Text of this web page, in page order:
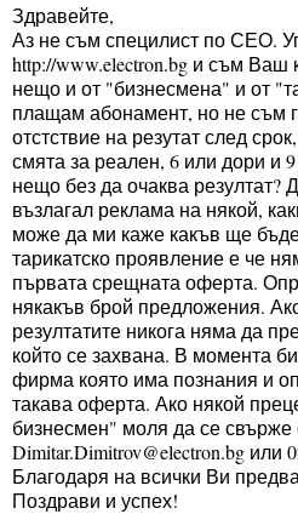
Здравейте,
Аз не съм специлист по СЕО.
http://www.electron.bg и съм Ваш
нещо и от "бизнесмена" и от
плащам абонамент, но не съм
отстствие на резутат след
смята за реален, 6 или дори и
нещо без да очаква резултат?
възлагал реклама на някой,
може да ми каже какъв ще
тарикатско проявление е че
първата срещната оферта.
някакъв брой предложения.
резултатите никога няма да
който се захвана. В момента
фирма която има познания и
такава оферта. Ако някой
бизнесмен" моля да се
Dimitar.Dimitrov@electron.bg или
Благодаря на всички Ви
Поздрави и успех!